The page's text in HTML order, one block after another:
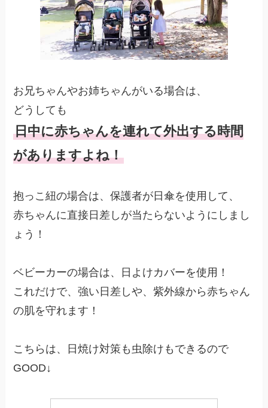
お兄ちゃんやお姉ちゃんがいる場合は、
どうしても
日中に赤ちゃんを連れて外出する時間
がありますよね！
抱っこ紐の場合は、保護者が日傘を使用して、
赤ちゃんに直接日差しが当たらないようにしまし
ょう！
ベビーカーの場合は、日よけカバーを使用！
これだけで、強い日差しや、紫外線から赤ちゃん
の肌を守れます！
こちらは、日焼け対策も虫除けもできるので
GOOD↓